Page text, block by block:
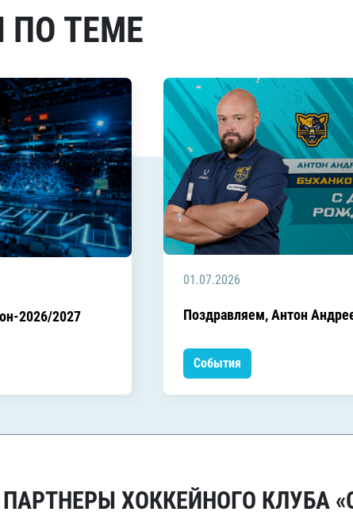
ПО ТЕМЕ
2026/2027
01.07.2026
Поздравляем, Антон
События
ХОККЕЙНОГО КЛУБА